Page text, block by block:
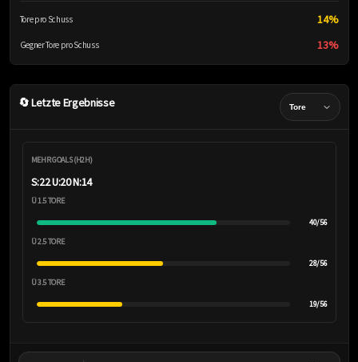
Tore pro Schuss 14%
Gegner Tore pro Schuss 13%
🔄 Letzte Ergebnisse
MEHR GOALS (H2H)
S:22 U:20 N:14
Ü 1.5 TORE
40/56
Ü 2.5 TORE
28/56
Ü 3.5 TORE
19/56